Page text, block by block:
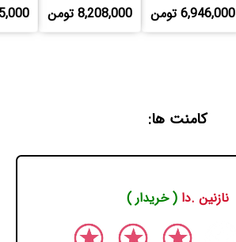
6,946,000 تومن 8,208,000 تومن
کامنت ها:
نازنین .دا( خریدار )